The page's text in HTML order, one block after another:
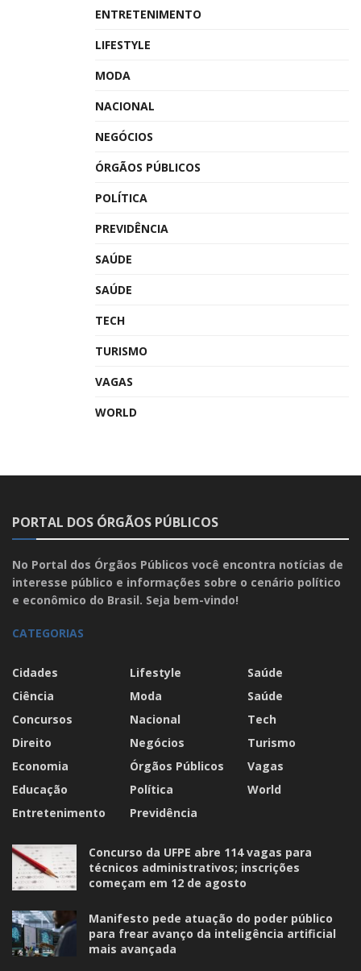
ENTRETENIMENTO
LIFESTYLE
MODA
NACIONAL
NEGÓCIOS
ÓRGÃOS PÚBLICOS
POLÍTICA
PREVIDÊNCIA
SAÚDE
SAÚDE
TECH
TURISMO
VAGAS
WORLD
PORTAL DOS ÓRGÃOS PÚBLICOS
No Portal dos Órgãos Públicos você encontra notícias de
interesse público e informações sobre o cenário político
e econômico do Brasil. Seja bem-vindo!
CATEGORIAS
Cidades
Ciência
Concursos
Direito
Economia
Educação
Entretenimento
Lifestyle
Moda
Nacional
Negócios
Órgãos Públicos
Política
Previdência
Saúde
Saúde
Tech
Turismo
Vagas
World
Concurso da UFPE abre 114 vagas para
técnicos administrativos; inscrições
começam em 12 de agosto
Manifesto pede atuação do poder público
para frear avanço da inteligência artificial
mais avançada